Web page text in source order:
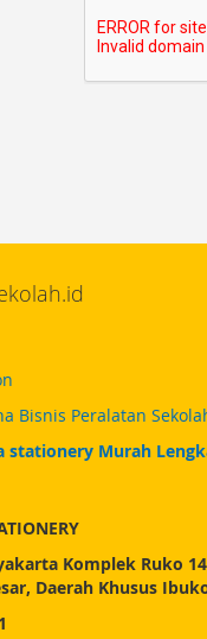
Our
Newsletter:
Bisnis Peralatan
stationery Murah
Komplek Ruko
Daerah Khusus